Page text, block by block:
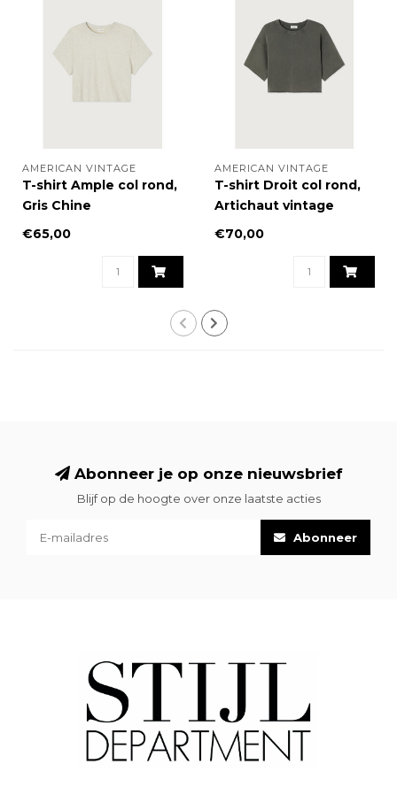
AMERICAN VINTAGE
T-shirt Ample col rond,
Gris Chine
€65,00
AMERICAN VINTAGE
T-shirt Droit col rond,
Artichaut vintage
€70,00
Abonneer je op onze nieuwsbrief
Blijf op de hoogte over onze laatste acties
Abonneer